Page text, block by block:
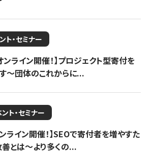
ト・セミナー
ンライン開催！】プロジェクト型寄付を
～団体のこれからに...
ト・セミナー
ライン開催！】SEOで寄付者を増やすた
とは～より多くの...